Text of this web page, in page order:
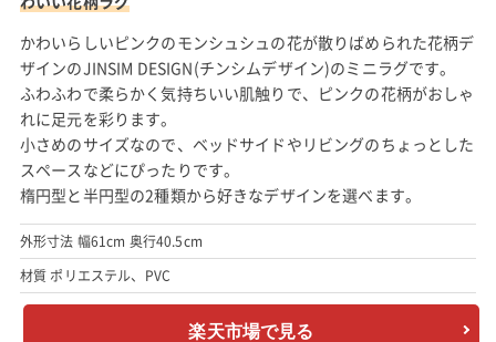
かわいらしいピンクのモンシュシュの花が散りばめられた花柄デ
ザインのJINSIM DESIGN(チンシムデザイン)のミニラグです。
ふわふわで柔らかく気持ちいい肌触りで、ピンクの花柄がおしゃ
れに足元を彩ります。
小さめのサイズなので、ベッドサイドやリビングのちょっとした
スペースなどにぴったりです。
楕円型と半円型の2種類から好きなデザインを選べます。
外形寸法 幅61cm 奥行40.5cm
材質 ポリエステル、PVC
楽天市場で見る